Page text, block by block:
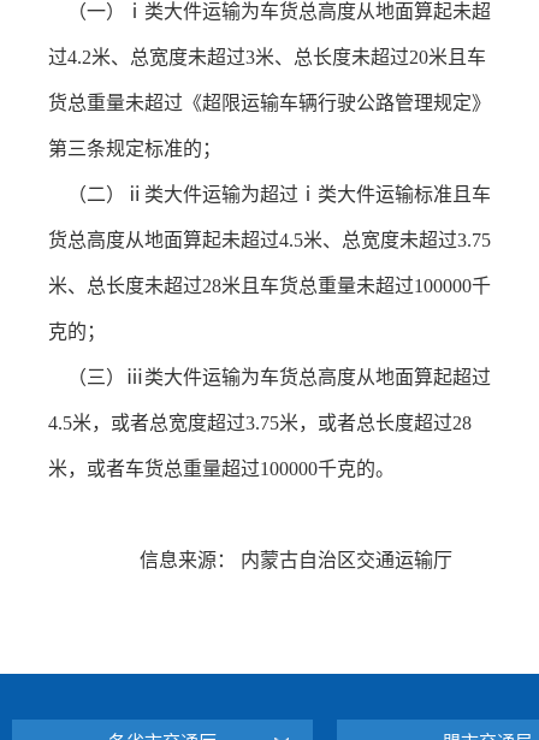
（一）ⅰ类大件运输为车货总高度从地面算起未超
过4.2米、总宽度未超过3米、总长度未超过20米且车
货总重量未超过《超限运输车辆行驶公路管理规定》
第三条规定标准的；
（二）ⅱ类大件运输为超过ⅰ类大件运输标准且车
货总高度从地面算起未超过4.5米、总宽度未超过3.75
米、总长度未超过28米且车货总重量未超过100000千
克的；
（三）ⅲ类大件运输为车货总高度从地面算起超过
4.5米，或者总宽度超过3.75米，或者总长度超过28
米，或者车货总重量超过100000千克的。
信息来源： 内蒙古自治区交通运输厅